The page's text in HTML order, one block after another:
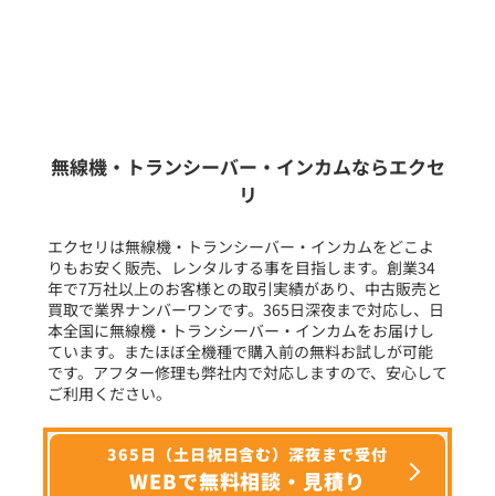
フリーワード入力(製品名等)
選択条件をリセット
無線機・トランシーバー・インカムならエクセ
リ
エクセリは無線機・トランシーバー・インカムをどこよ
りもお安く販売、レンタルする事を目指します。創業34
年で7万社以上のお客様との取引実績があり、中古販売と
買取で業界ナンバーワンです。365日深夜まで対応し、日
本全国に無線機・トランシーバー・インカムをお届けし
ています。またほぼ全機種で購入前の無料お試しが可能
です。アフター修理も弊社内で対応しますので、安心して
ご利用ください。
365日（土日祝日含む）深夜まで受付
WEBで無料相談・見積り